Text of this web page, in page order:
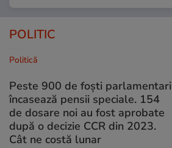
POLITIC
Politică
Peste 900 de foști parlamentari
încasează pensii speciale. 154
de dosare noi au fost aprobate
după o decizie CCR din 2023.
Cât ne costă lunar